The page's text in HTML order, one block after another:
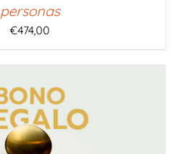
personas
€474,00